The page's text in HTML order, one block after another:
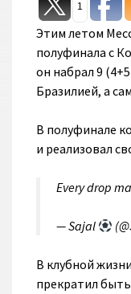
1
Этим летом
полуфинала с
он набрал 9
Бразилией, а
В полуфинале
и реализовал
Every drop
— Sajal
В клубной
прекратил